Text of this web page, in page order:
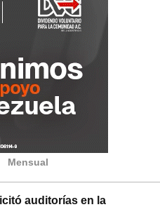
Mensual
auditorías en la